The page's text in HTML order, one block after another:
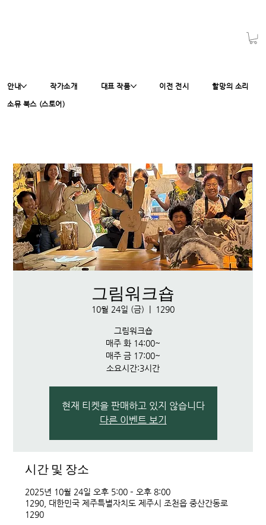
안내 작가소개 대표 작품 이전 전시 할망의 소리
소뮤 북스 (스토어)
그림워크숍
10월 24일 (금) 1290
그림워크숍
매주 화 14:00~
매주 금 17:00~
소요시간:3시간
현재 티켓을 판매하고 있지 않습니다
다른 이벤트 보기
시간 및 장소
2025년 10월 24일 오후 5:00 – 오후 8:00
1290, 대한민국 제주특별자치도 제주시 조천읍 중산간동로
1290